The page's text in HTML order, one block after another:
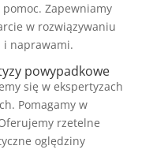
Zapewniamy
w rozwiązywaniu
i naprawami.
powypadkowe
się w ekspertyzach
Pomagamy w
rzetelne
oględziny